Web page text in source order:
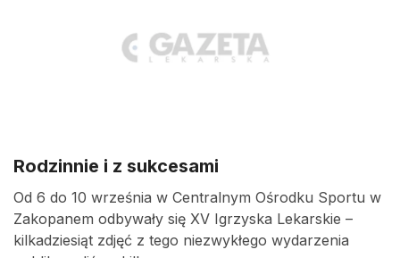
Rodzinnie i z sukcesami
Od 6 do 10 września w Centralnym Ośrodku Sportu w
Zakopanem odbywały się XV Igrzyska Lekarskie –
kilkadziesiąt zdjęć z tego niezwykłego wydarzenia